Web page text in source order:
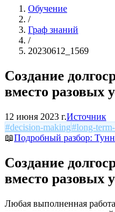
Обучение
/
Граф знаний
/
20230612_1569
Создание
вместо разовых
12 июня 2023 г.Источник
#decision-making#long-
📖Подробный разбор:
Создание
вместо разовых
Любая выполненная